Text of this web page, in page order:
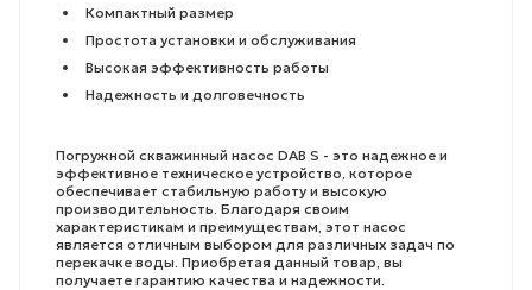
Компактный размер
Простота установки и обслуживания
Высокая эффективность работы
Надежность и долговечность
Погружной скважинный насос DAB S - это надежное и
эффективное техническое устройство, которое
обеспечивает стабильную работу и высокую
производительность. Благодаря своим
характеристикам и преимуществам, этот насос
является отличным выбором для различных задач по
перекачке воды. Приобретая данный товар, вы
получаете гарантию качества и надежности.